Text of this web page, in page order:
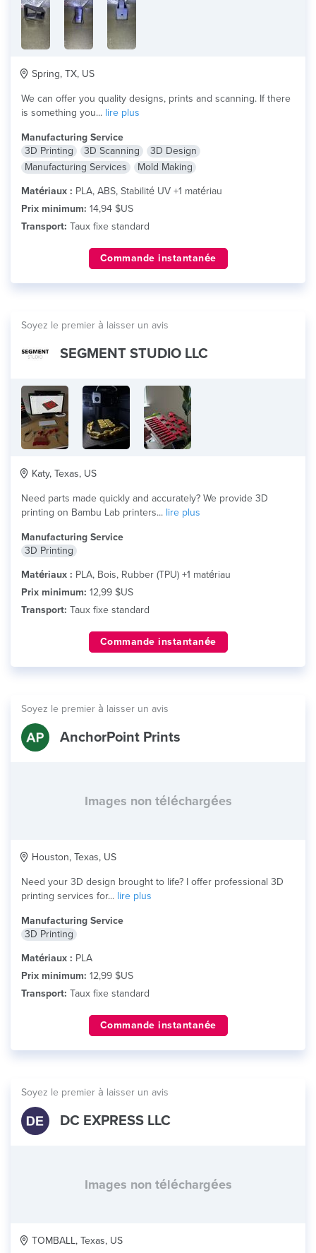
Spring, TX, US
We can offer you quality designs, prints and scanning. If there
is something you... lire plus
Manufacturing Service
3D Printing
3D Scanning
3D Design
Manufacturing Services
Mold Making
Matériaux : PLA, ABS, Stabilité UV +1 matériau
Prix minimum: 14,94 $US
Transport: Taux fixe standard
Commande instantanée
Soyez le premier à laisser un avis
SEGMENT STUDIO LLC
Katy, Texas, US
Need parts made quickly and accurately? We provide 3D
printing on Bambu Lab printers... lire plus
Manufacturing Service
3D Printing
Matériaux : PLA, Bois, Rubber (TPU) +1 matériau
Prix minimum: 12,99 $US
Transport: Taux fixe standard
Commande instantanée
Soyez le premier à laisser un avis
AnchorPoint Prints
Images non téléchargées
Houston, Texas, US
Need your 3D design brought to life? I offer professional 3D
printing services for... lire plus
Manufacturing Service
3D Printing
Matériaux : PLA
Prix minimum: 12,99 $US
Transport: Taux fixe standard
Commande instantanée
Soyez le premier à laisser un avis
DC EXPRESS LLC
Images non téléchargées
TOMBALL, Texas, US